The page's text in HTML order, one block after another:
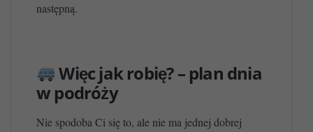
następną.
Więc jak robię? – plan dnia
w podróży
Nie spodoba Ci się to, ale nie ma jednej dobrej